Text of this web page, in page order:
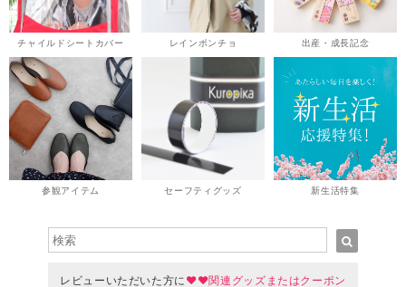
チャイルドシートカバー レインポンチョ 出産・成長記念
参観アイテム セーフティグッズ 新生活特集
レビューいただいた方に ♥♥関連グッズまたはクーポン